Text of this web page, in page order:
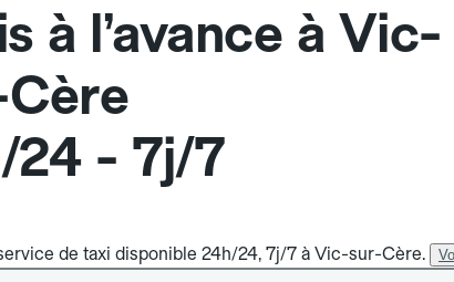
à l’avance à Vic-
24 - 7j/7
de taxi disponible 24h/24, 7j/7 à Vic-sur-Cère.